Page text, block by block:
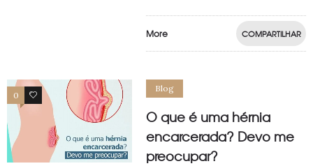
More COMPARTILHAR
0 0
Blog
O que é uma hérnia
encarcerada? Devo me
preocupar?